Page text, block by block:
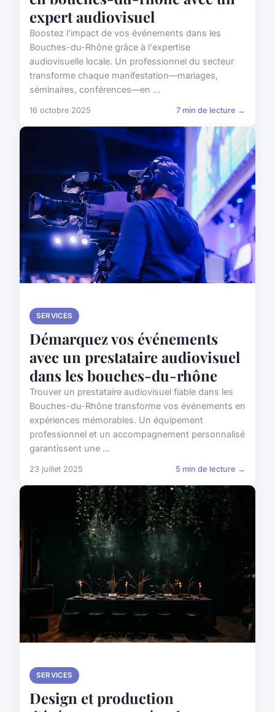
expert audiovisuel
Boostez l'impact de vos événements dans les
Bouches-du-Rhône grâce à l'expertise
audiovisuelle locale. Un professionnel du secteur
transforme chaque manifestation—mariages,
séminaires, conférences—en ...
16 octobre 2025 7 min de lecture →
SERVICES
Démarquez vos événements
avec un prestataire audiovisuel
dans les bouches-du-rhône
Trouver un prestataire audiovisuel fiable dans les
Bouches-du-Rhône transforme vos événements en
expériences mémorables. Un équipement
professionnel et un accompagnement personnalisé
garantissent une ...
23 juillet 2025 5 min de lecture →
SERVICES
Design et production